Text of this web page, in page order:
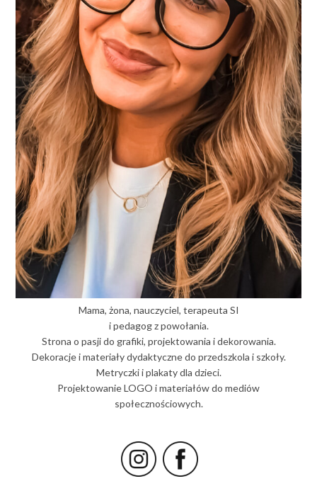
Mama, żona, nauczyciel, terapeuta SI
i pedagog z powołania.
Strona o pasji do grafiki, projektowania i dekorowania.
Dekoracje i materiały dydaktyczne do przedszkola i szkoły.
Metryczki i plakaty dla dzieci.
Projektowanie LOGO i materiałów do mediów
społecznościowych.